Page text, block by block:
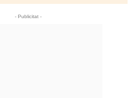
- Publicitat -